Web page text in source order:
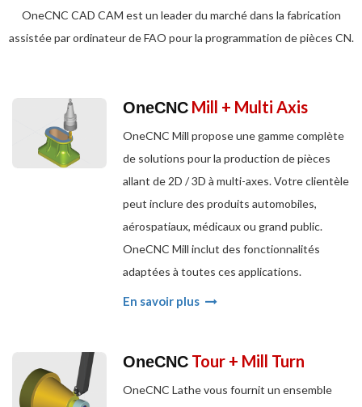
OneCNC CAD CAM est un leader du marché dans la fabrication
assistée par ordinateur de FAO pour la programmation de pièces CN.
OneCNC Mill + Multi Axis
OneCNC Mill propose une gamme complète
de solutions pour la production de pièces
allant de 2D / 3D à multi-axes. Votre clientèle
peut inclure des produits automobiles,
aérospatiaux, médicaux ou grand public.
OneCNC Mill inclut des fonctionnalités
adaptées à toutes ces applications.
En savoir plus
OneCNC Tour + Mill Turn
OneCNC Lathe vous fournit un ensemble